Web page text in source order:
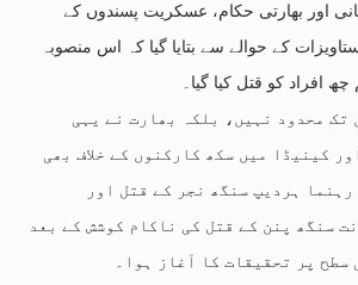
اور بھارتی حکام، عسکریت پسندوں کے
کے حوالے سے بتایا گیا کہ اس منصوبہ
افراد کو قتل کیا گیا۔
تک محدود نہیں، بلکہ بھارت نے یہی
کینیڈا میں سکھ کارکنوں کے خلاف بھی
ہردیپ سنگھ نجر کے قتل اور
سنگھ پنن کے قتل کی ناکام کوشش کے بعد
سطح پر تحقیقات کا آغاز ہوا۔